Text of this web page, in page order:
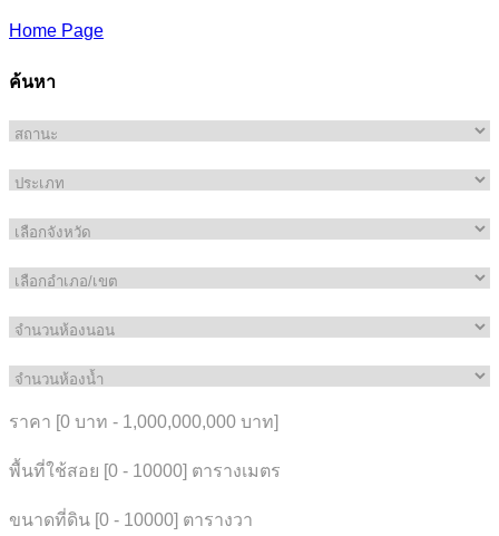
Home Page
ค้นหา
ราคา [0 บาท - 1,000,000,000 บาท]
พื้นที่ใช้สอย [0 - 10000] ตารางเมตร
ขนาดที่ดิน [0 - 10000] ตารางวา